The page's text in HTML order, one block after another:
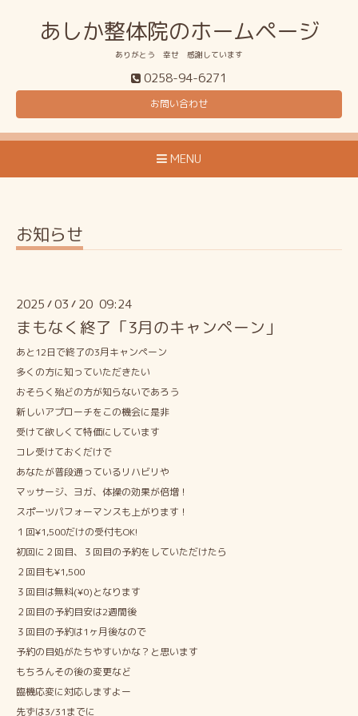
あしか整体院のホームページ
ありがとう 幸せ 感謝しています
0258-94-6271
お問い合わせ
MENU
お知らせ
2025 /03 / 20 09:24
まもなく終了「3月のキャンペーン」
あと12日で終了の3月キャンペーン
多くの方に知っていただきたい
おそらく殆どの方が知らないであろう
新しいアプローチをこの機会に是非
受けて欲しくて特価にしています
コレ受けておくだけで
あなたが普段通っているリハビリや
マッサージ、ヨガ、体操の効果が倍増！
スポーツパフォーマンスも上がります！
１回¥1,500だけの受付もOK!
初回に２回目、３回目の予約をしていただけたら
２回目も¥1,500
３回目は無料(¥0)となります
２回目の予約目安は2週間後
３回目の予約は1ヶ月後なので
予約の目処がたちやすいかな？と思います
もちろんその後の変更など
臨機応変に対応しますよー
先ずは3/31までに